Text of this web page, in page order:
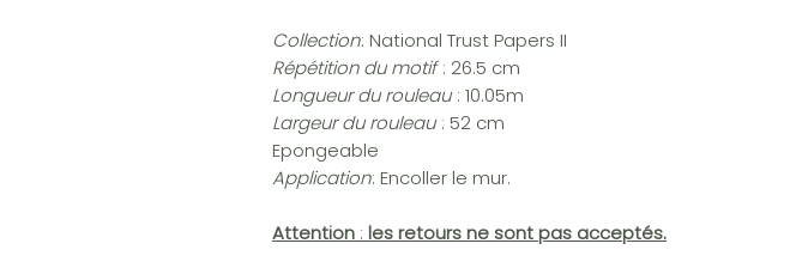
Collection: National Trust Papers II
Répétition du motif: 26.5 cm
Longueur du rouleau: 10.05m
Largeur du rouleau: 52 cm
Epongeable
Application: Encoller le mur.
Attention : les retours ne sont pas acceptés.